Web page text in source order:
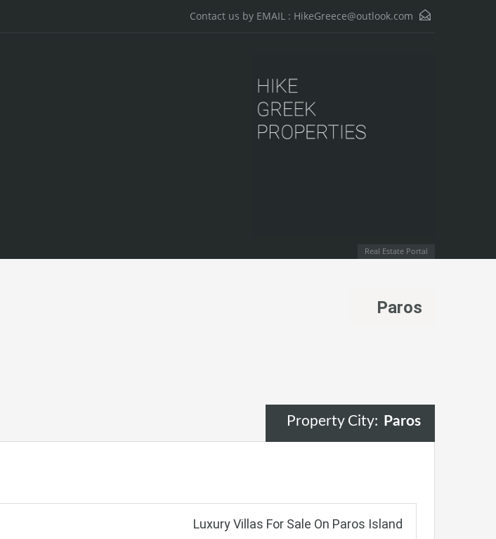
HikeGreece@outlook.com
Real Estate Portal
Paros
Property City: Paros
Luxury Villas For Sale On Paros Island